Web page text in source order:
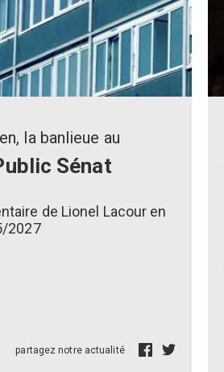
la banlieue au
Sénat
de Lionel Lacour en
2027
partagez notre actualité